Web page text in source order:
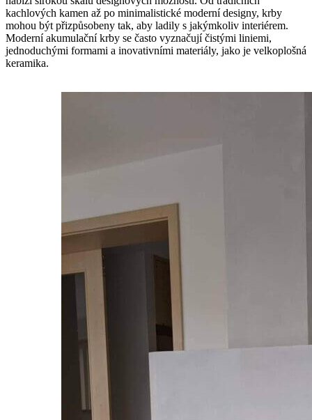
kachlových kamen až po minimalistické moderní designy, krby
mohou být přizpůsobeny tak, aby ladily s jakýmkoliv interiérem.
Moderní akumulační krby se často vyznačují čistými liniemi,
jednoduchými formami a inovativními materiály, jako je velkoplošná
keramika.